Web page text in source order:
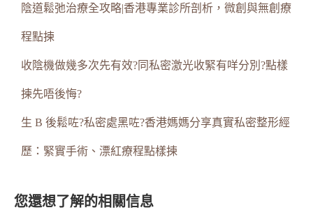
陰道鬆弛治療全攻略|香港專業診所剖析，微創與無創療
程點揀
收陰機做幾多次先有效?同私密激光收緊有咩分別?點樣
揀先唔後悔?
生 B 後鬆咗?私密處黑咗?香港媽媽分享真實私密整形經
歷：緊實手術、漂紅療程點樣揀
您還想了解的相關信息